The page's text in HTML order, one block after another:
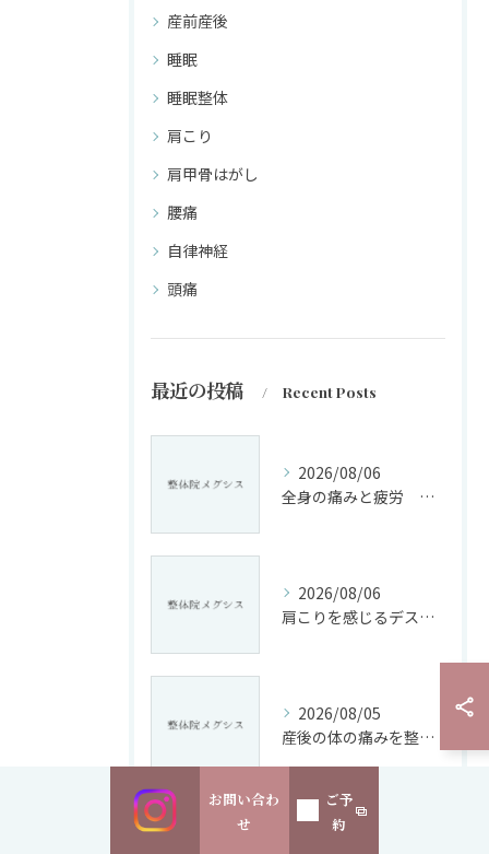
産前産後
睡眠
睡眠整体
肩こり
肩甲骨はがし
腰痛
自律神経
頭痛
最近の投稿 Recent Posts
2026/08/06
全身の痛みと疲労 浜田山の整体で限界を迎えた体をリセット
2026/08/06
肩こりを感じるデスクワークや座りっぱなしの日常を変える西永福駅周辺でできる実践対策
2026/08/05
産後の体の痛みを整体で改善｜浜田山の睡眠整体メグシス
お問い合わ
せ
ご予
約